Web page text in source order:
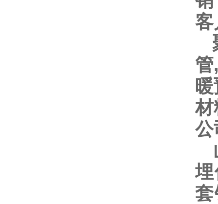
客
管
材
公